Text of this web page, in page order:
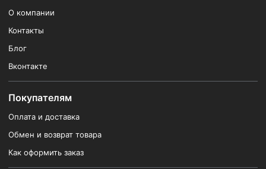
О компании
Контакты
Блог
Вконтакте
Покупателям
Оплата и доставка
Обмен и возврат товара
Как оформить заказ